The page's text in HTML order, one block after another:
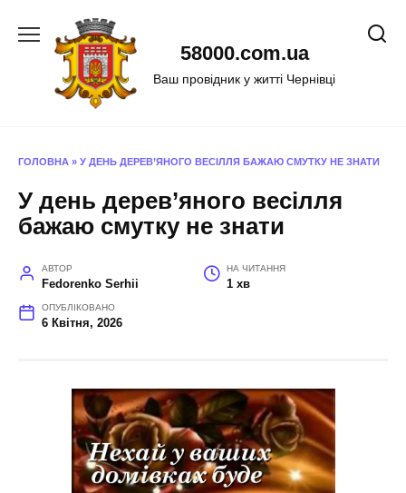
58000.com.ua
Ваш провідник у житті Чернівці
ГОЛОВНА » У ДЕНЬ ДЕРЕВ’ЯНОГО ВЕСІЛЛЯ БАЖАЮ СМУТКУ НЕ ЗНАТИ
У день дерев’яного весілля
бажаю смутку не знати
АВТОР
Fedorenko Serhii
НА ЧИТАННЯ
1 хв
ОПУБЛІКОВАНО
6 Квітня, 2026